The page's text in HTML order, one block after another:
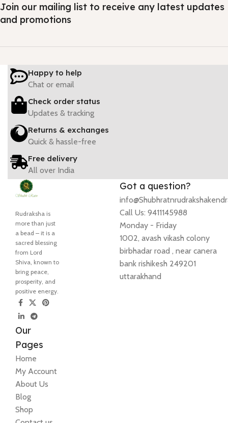
Join our mailing list to receive any latest updates
and promotions
Happy to help
Chat or email
Check order status
Updates & tracking
Returns & exchanges
Quick & hassle-free
Free delivery
All over India
Rudraksha is
more than just
a bead – it is a
sacred blessing
from Lord
Shiva, known to
bring peace,
prosperity, and
positive energy.
Our
Pages
Home
My Account
About Us
Blog
Shop
Got a question?
Call Us: 9411145988
Monday - Friday
1002, avash vikash colony
birbhadar road , near canera
bank rishikesh 249201
uttarakhand